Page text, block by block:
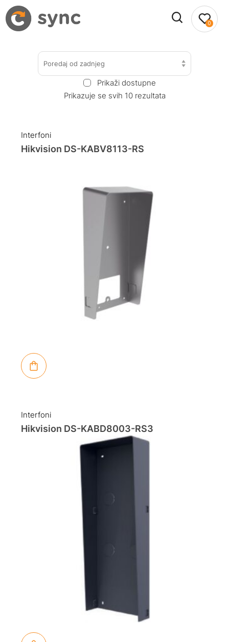
0
Poredaj od zadnjeg
Prikaži dostupne
Prikazuje se svih 10 rezultata
Interfoni
Hikvision DS-KABV8113-RS
Interfoni
Hikvision DS-KABD8003-RS3